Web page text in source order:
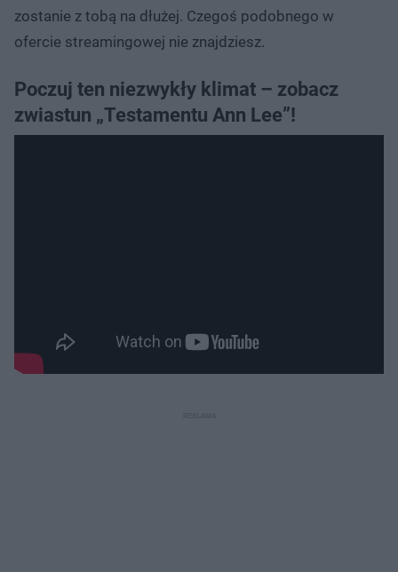
zostanie z tobą na dłużej. Czegoś podobnego w
ofercie streamingowej nie znajdziesz.
Poczuj ten niezwykły klimat – zobacz
zwiastun „Testamentu Ann Lee”!